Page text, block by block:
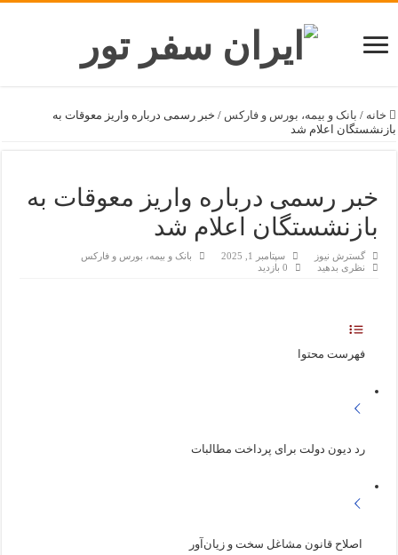
خانه / بانک و بیمه، بورس و فارکس / خبر رسمی درباره واریز معوقات به
بازنشستگان اعلام شد
خبر رسمی درباره واریز معوقات به
بازنشستگان اعلام شد
گسترش نیوز سپتامبر 1, 2025
بانک و بیمه، بورس و فارکس
نظری بدهید
0 بازدید
فهرست محتوا
رد دیون دولت برای پرداخت مطالبات
اصلاح قانون مشاغل سخت و زیان‌آور